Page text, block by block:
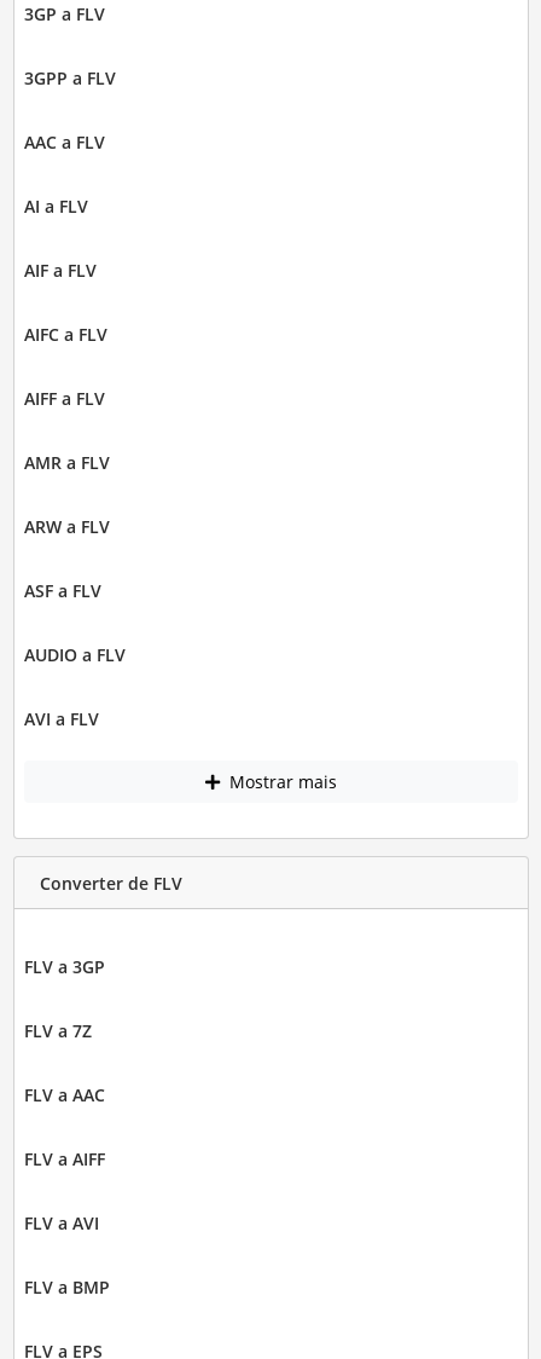
3GP a FLV
3GPP a FLV
AAC a FLV
AI a FLV
AIF a FLV
AIFC a FLV
AIFF a FLV
AMR a FLV
ARW a FLV
ASF a FLV
AUDIO a FLV
AVI a FLV
Mostrar mais
Converter de FLV
FLV a 3GP
FLV a 7Z
FLV a AAC
FLV a AIFF
FLV a AVI
FLV a BMP
FLV a EPS